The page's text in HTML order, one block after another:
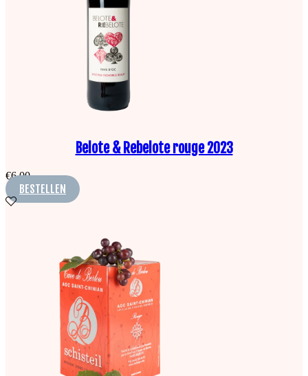
Belote & Rebelote rouge 2023
€6,00
BESTELLEN